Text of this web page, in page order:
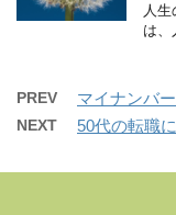
人
は、
PREV マイナンバ
NEXT 50代の転職